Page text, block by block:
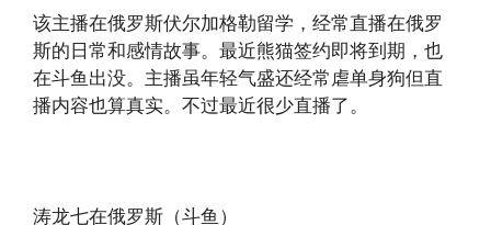
该主播在俄罗斯伏尔加格勒留学，经常直播在俄罗
斯的日常和感情故事。最近熊猫签约即将到期，也
在斗鱼出没。主播虽年轻气盛还经常虐单身狗但直
播内容也算真实。不过最近很少直播了。
涛龙七在俄罗斯（斗鱼）